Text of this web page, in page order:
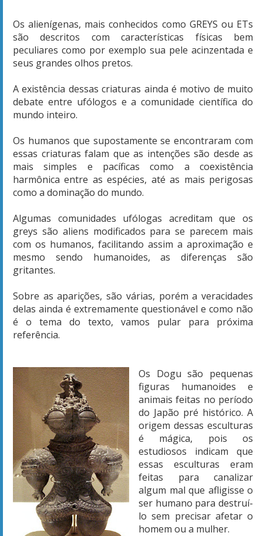
Os alienígenas, mais conhecidos como GREYS ou ETs
são descritos com características físicas bem
peculiares como por exemplo sua pele acinzentada e
seus grandes olhos pretos.
A existência dessas criaturas ainda é motivo de muito
debate entre ufólogos e a comunidade científica do
mundo inteiro.
Os humanos que supostamente se encontraram com
essas criaturas falam que as intenções são desde as
mais simples e pacíficas como a coexistência
harmônica entre as espécies, até as mais perigosas
como a dominação do mundo.
Algumas comunidades ufólogas acreditam que os
greys são aliens modificados para se parecem mais
com os humanos, facilitando assim a aproximação e
mesmo sendo humanoides, as diferenças são
gritantes.
Sobre as aparições, são várias, porém a veracidades
delas ainda é extremamente questionável e como não
é o tema do texto, vamos pular para próxima
referência.
Os Dogu são pequenas
figuras humanoides e
animais feitas no período
do Japão pré histórico. A
origem dessas esculturas
é mágica, pois os
estudiosos indicam que
essas esculturas eram
feitas para canalizar
algum mal que afligisse o
ser humano para destruí-
lo sem precisar afetar o
homem ou a mulher.